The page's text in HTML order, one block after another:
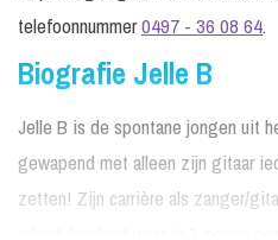
telefoonnummer0497 - 36 08 64.
Biografie Jelle B
Jelle B is de spontane jongen uit
gewapend met alleen zijn gitaar
zetten! Zijn carrière als zanger/